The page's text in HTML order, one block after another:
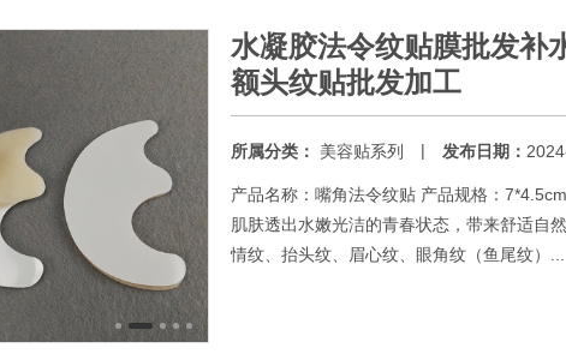
水凝胶法令纹贴膜批发补
额头纹贴批发加工
所属分类： 美容贴系列 | 发布日期：
产品名称：嘴角法令纹贴 产品规格：
肌肤透出水嫩光洁的青春状态，带来舒适自
情纹、抬头纹、眉心纹、眼角纹（鱼尾纹）...